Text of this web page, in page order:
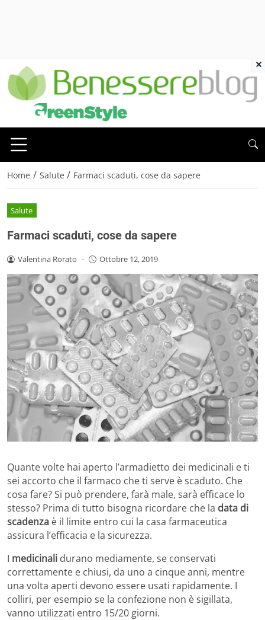
Home / Salute / Farmaci scaduti, cose da sapere
Salute
Farmaci scaduti, cose da sapere
Valentina Rorato - Ottobre 12, 2019
Quante volte hai aperto l’armadietto dei medicinali e ti
sei accorto che il farmaco che ti serve è scaduto. Che
cosa fare? Si può prendere, farà male, sarà efficace lo
stesso? Prima di tutto bisogna ricordare che la data di
scadenza è il limite entro cui la casa farmaceutica
assicura l’efficacia e la sicurezza.
I medicinali durano mediamente, se conservati
correttamente e chiusi, da uno a cinque anni, mentre
una volta aperti devono essere usati rapidamente. I
colliri, per esempio se la confezione non è sigillata,
vanno utilizzati entro 15/20 giorni.
×